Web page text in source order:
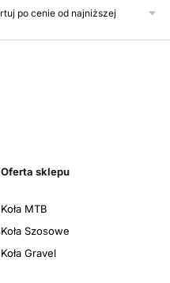
Oferta sklepu
Koła MTB
Koła Szosowe
Koła Gravel